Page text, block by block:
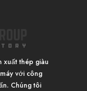
xuất thép giàu
với công
Chúng tôi